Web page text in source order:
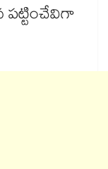
పట్టించేవిగా